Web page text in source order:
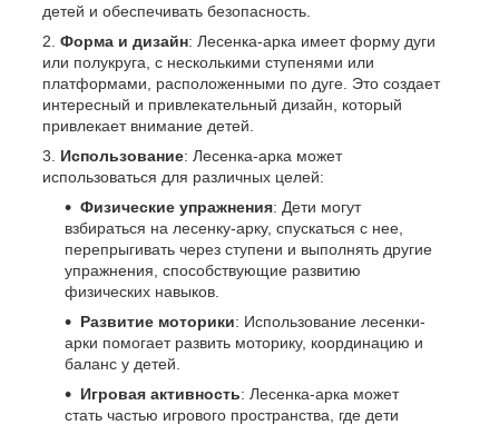
детей и обеспечивать безопасность.
Форма и дизайн: Лесенка-арка имеет форму дуги
или полукруга, с несколькими ступенями или
платформами, расположенными по дуге. Это создает
интересный и привлекательный дизайн, который
привлекает внимание детей.
Использование: Лесенка-арка может
использоваться для различных целей:
Физические упражнения: Дети могут
взбираться на лесенку-арку, спускаться с нее,
перепрыгивать через ступени и выполнять другие
упражнения, способствующие развитию
физических навыков.
Развитие моторики: Использование лесенки-
арки помогает развить моторику, координацию и
баланс у детей.
Игровая активность: Лесенка-арка может
стать частью игрового пространства, где дети